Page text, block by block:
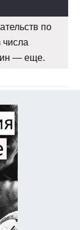
по
числа
— еще.